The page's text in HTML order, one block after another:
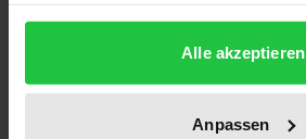
gesammelt haben.
Alle akzeptieren
Anpassen
Bestandsaufnahme
Erscheinungsdatum